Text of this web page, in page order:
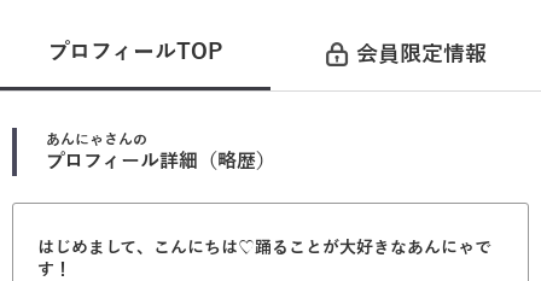
プロフィールTOP 会員限定情報
あんにゃ さんの
プロフィール詳細（略歴）
はじめまして、こんにちは♡踊ることが大好きなあんにゃで
す！